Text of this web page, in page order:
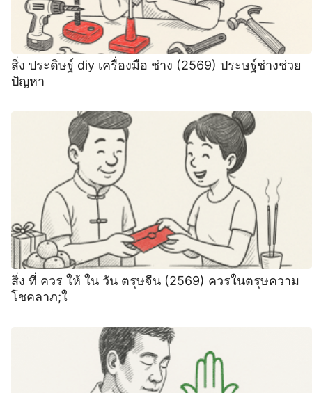
สิ่ง ประดิษฐ์ diy เครื่องมือ ช่าง (2569) ประษฐ์ช่างช่วย
ปัญหา
สิ่ง ที่ ควร ให้ ใน วัน ตรุษจีน (2569) ควรในตรุษความ
โชคลาภ;ใ